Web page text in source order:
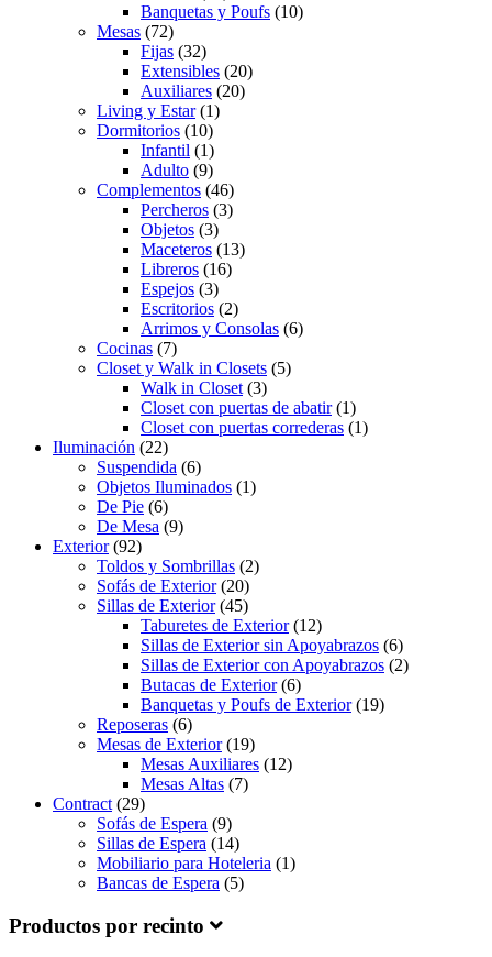
Banquetas y Poufs (10)
Mesas (72)
Fijas (32)
Extensibles (20)
Auxiliares (20)
Living y Estar(1)
Dormitorios (10)
Infantil (1)
Adulto (9)
Complementos (46)
Percheros (3)
Objetos (3)
Maceteros (13)
Libreros (16)
Espejos (3)
Escritorios (2)
Arrimos y Consolas (6)
Cocinas (7)
Closet y Walk in Closets (5)
Walk in Closet (3)
Closet con puertas de abatir(1)
Closet con puertas correderas (1)
Iluminación (22)
Suspendida (6)
Objetos Iluminados (1)
De Pie (6)
De Mesa (9)
Exterior(92)
Toldos y Sombrillas (2)
Sofás de Exterior(20)
Sillas de Exterior(45)
Taburetes de Exterior(12)
Sillas de Exterior sin Apoyabrazos (6)
Sillas de Exterior con Apoyabrazos (2)
Butacas de Exterior(6)
Banquetas y Poufs de Exterior(19)
Reposeras (6)
Mesas de Exterior(19)
Mesas Auxiliares (12)
Mesas Altas (7)
Contract (29)
Sofás de Espera (9)
Sillas de Espera (14)
Mobiliario para Hoteleria (1)
Bancas de Espera (5)
Productos por recinto